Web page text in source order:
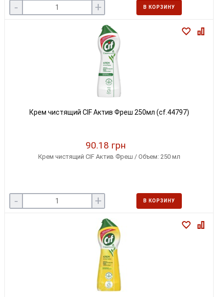
- + В КОРЗИНУ
Крем чистящий CIF Актив Фреш 250мл (cf.44797)
90.18 грн
Крем чистящий CIF Актив Фреш / Объем: 250 мл
- + В КОРЗИНУ